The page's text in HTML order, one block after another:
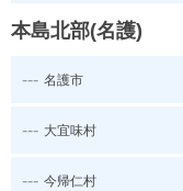
本島北部(名護)
--- 名護市
--- 大宜味村
--- 今帰仁村